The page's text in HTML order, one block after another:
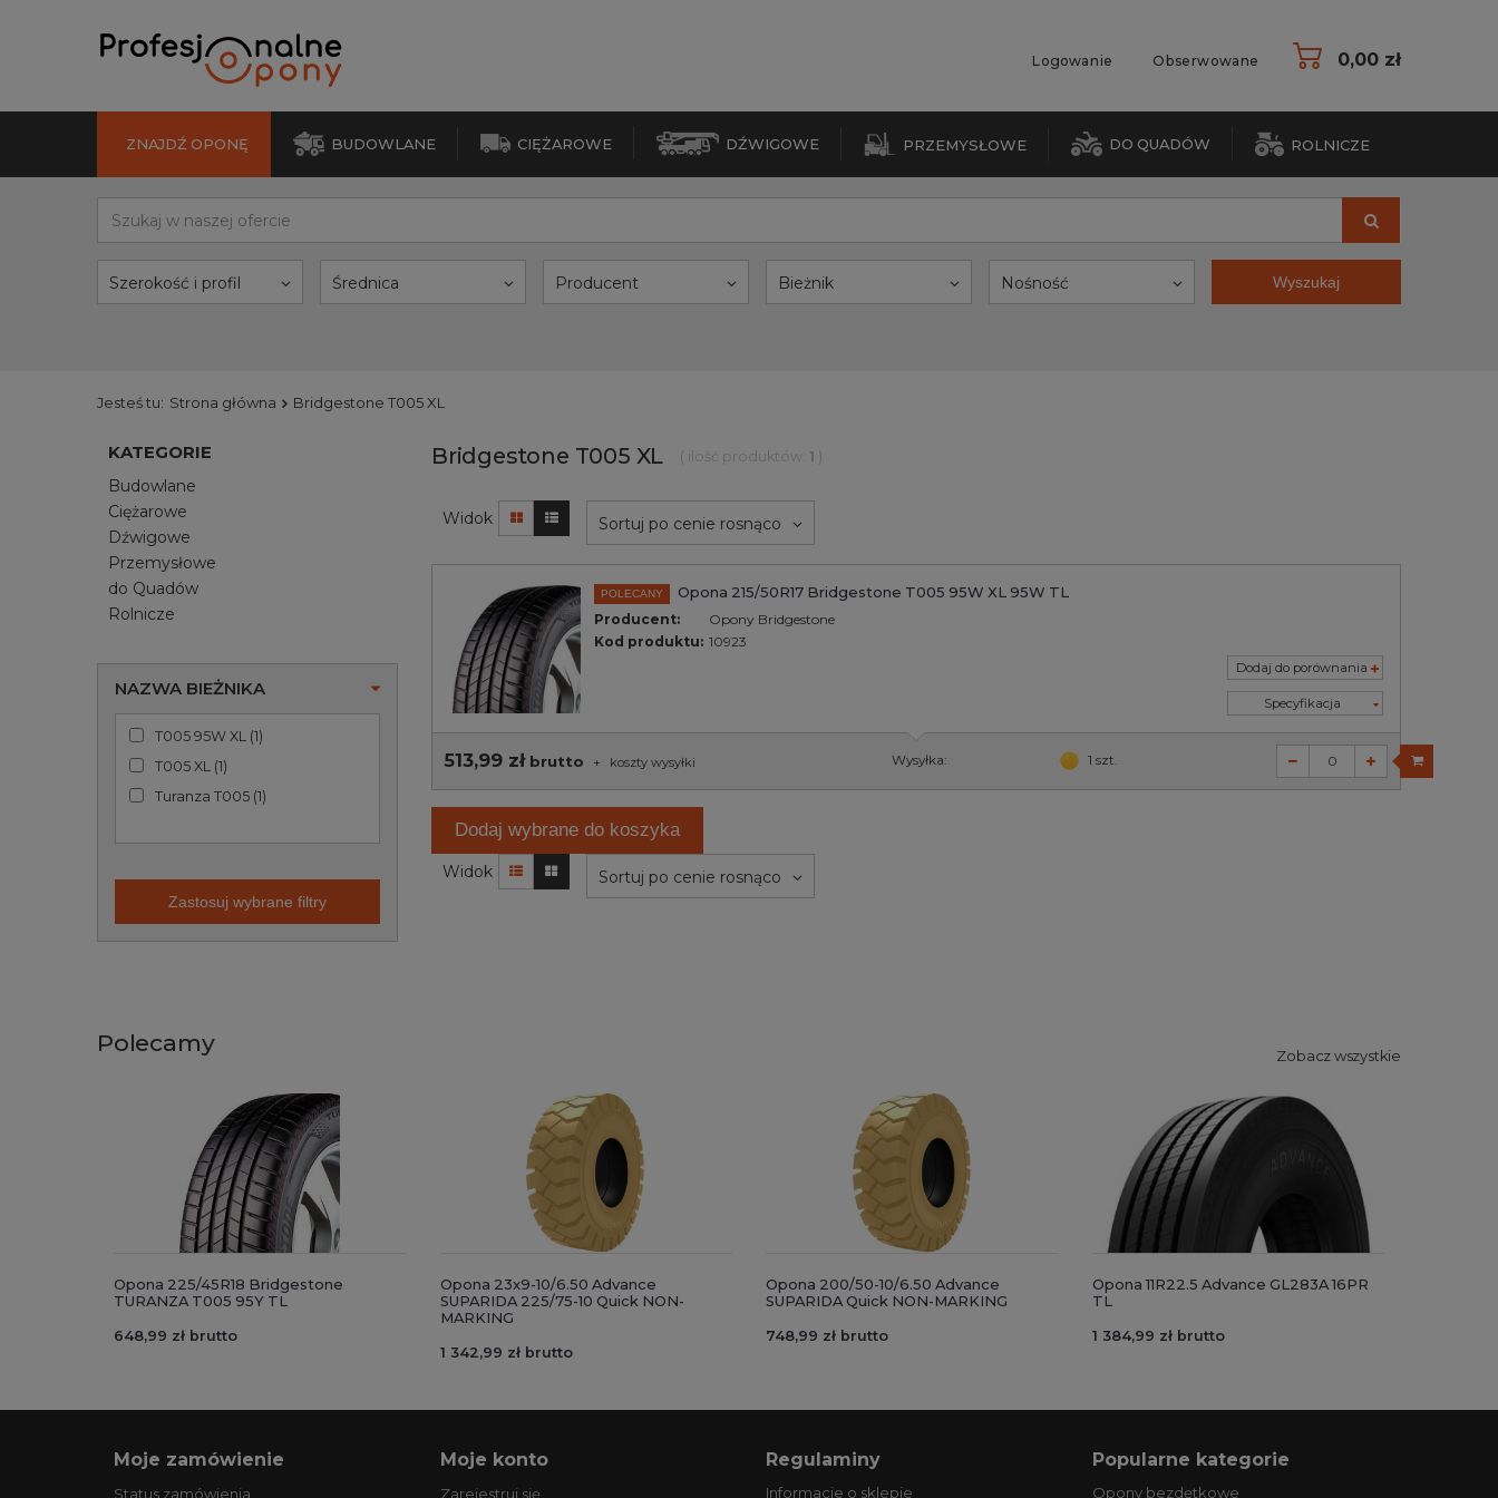
Logowanie Obserwowane 0,00 zł
ZNAJDŹ OPONĘ BUDOWLANE CIĘŻAROWE DŹWIGOWE PRZEMYSŁOWE DO QUADÓW ROLNICZE
Szerokość i profil Średnica Producent Bieżnik Nośność Wyszukaj
Jesteś tu: Strona główna Bridgestone T005 XL
KATEGORIE
Budowlane
Ciężarowe
Dźwigowe
Przemysłowe
do Quadów
Rolnicze
NAZWA BIEŻNIKA
T005 95W XL (1)
T005 XL (1)
Turanza T005 (1)
Zastosuj wybrane filtry
Bridgestone T005 XL ( ilość produktów: 1 )
Widok Sortuj po cenie rosnąco
POLECANY Opona 215/50R17 Bridgestone T005 95W XL 95W TL
Producent:
Opony Bridgestone
Kod produktu: 10923
Dodaj do porównania
Specyfikacja
513,99 złbrutto + koszty wysyłki Wysyłka: 1 szt.
Dodaj wybrane do koszyka
Widok Sortuj po cenie rosnąco
Polecamy Zobacz wszystkie
Opona 225/45R18 Bridgestone
TURANZA T005 95Y TL
648,99 zł brutto
Opona 23x9-10/6.50 Advance
SUPARIDA 225/75-10 Quick NON-
MARKING
1 342,99 zł brutto
Opona 200/50-10/6.50 Advance
SUPARIDA Quick NON-MARKING
748,99 zł brutto
Opona 11R22.5 Advance GL283A 16PR
TL
1 384,99 zł brutto
Moje zamówienie
Status zamówienia
Moje konto
Zarejestruj się
Regulaminy
Informacje o sklepie
Popularne kategorie
Opony bezdętkowe